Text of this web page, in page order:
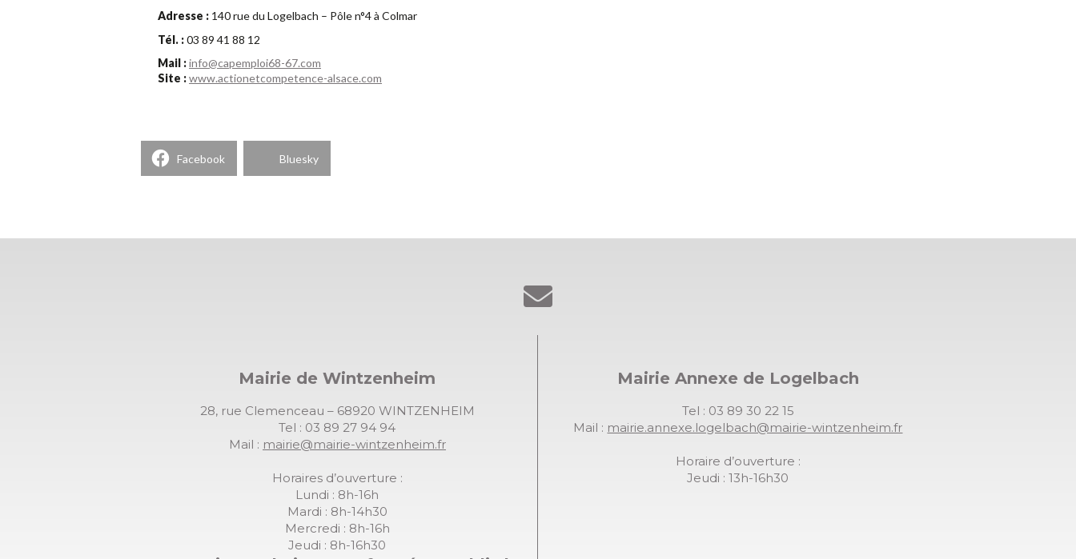
Adresse : 140 rue du Logelbach – Pôle n°4 à Colmar
Tél. :03 89 41 88 12
Mail :info@capemploi68-67.com
Site :www.actionetcompetence-alsace.com
Facebook Bluesky
Mairie de Wintzenheim
28, rue Clemenceau – 68920 WINTZENHEIM
Tel : 03 89 27 94 94
Mail : mairie@mairie-wintzenheim.fr
Horaires d’ouverture :
Lundi : 8h-16h
Mardi : 8h-14h30
Mercredi : 8h-16h
Jeudi : 8h-16h30
Mairie Annexe de Logelbach
Tel : 03 89 30 22 15
Mail : mairie.annexe.logelbach@mairie-wintzenheim.fr
Horaire d’ouverture :
Jeudi : 13h-16h30